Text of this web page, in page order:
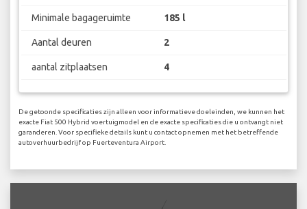
Minimale bagageruimte 185 l
Aantal deuren 2
aantal zitplaatsen 4
De getoonde specificaties zijn alleen voor informatieve doeleinden, we kunnen het
exacte Fiat 500 Hybrid voertuigmodel en de exacte specificaties die u ontvangt niet
garanderen. Voor specifieke details kunt u contact opnemen met het betreffende
autoverhuurbedrijf op Fuerteventura Airport.